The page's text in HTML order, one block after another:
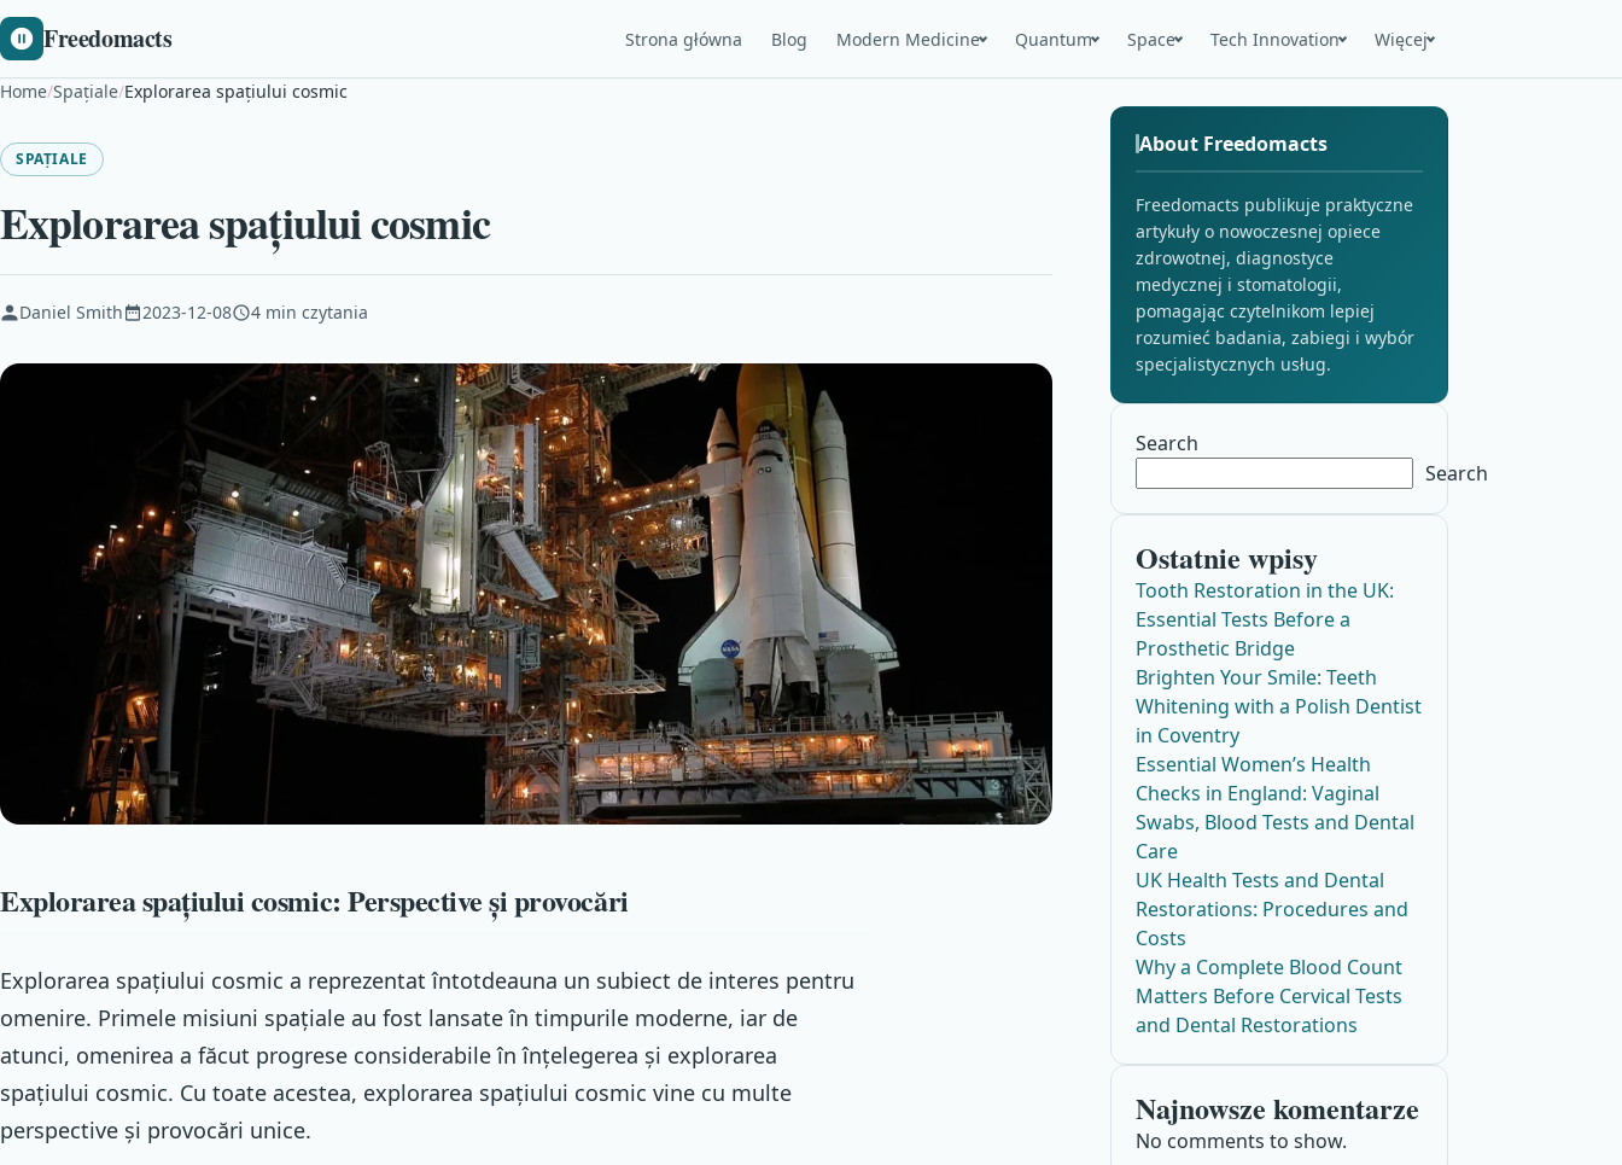
Freedomacts Strona główna Blog Modern Medicine Quantum Space Tech Innovation Więcej
Home/Spațiale/Explorarea spațiului cosmic
SPAȚIALE
Explorarea spațiului cosmic
Daniel Smith 2023-12-08 4 min czytania
Explorarea spațiului cosmic: Perspective și provocări
Explorarea spațiului cosmic a reprezentat întotdeauna un subiect de interes pentru
omenire. Primele misiuni spațiale au fost lansate în timpurile moderne, iar de
atunci, omenirea a făcut progrese considerabile în înțelegerea și explorarea
spațiului cosmic. Cu toate acestea, explorarea spațiului cosmic vine cu multe
perspective și provocări unice.
About Freedomacts
Freedomacts publikuje praktyczne
artykuły o nowoczesnej opiece
zdrowotnej, diagnostyce
medycznej i stomatologii,
pomagając czytelnikom lepiej
rozumieć badania, zabiegi i wybór
specjalistycznych usług.
Search
Search
Ostatnie wpisy
Tooth Restoration in the UK:
Essential Tests Before a
Prosthetic Bridge
Brighten Your Smile: Teeth
Whitening with a Polish Dentist
in Coventry
Essential Women’s Health
Checks in England: Vaginal
Swabs, Blood Tests and Dental
Care
UK Health Tests and Dental
Restorations: Procedures and
Costs
Why a Complete Blood Count
Matters Before Cervical Tests
and Dental Restorations
Najnowsze komentarze
No comments to show.